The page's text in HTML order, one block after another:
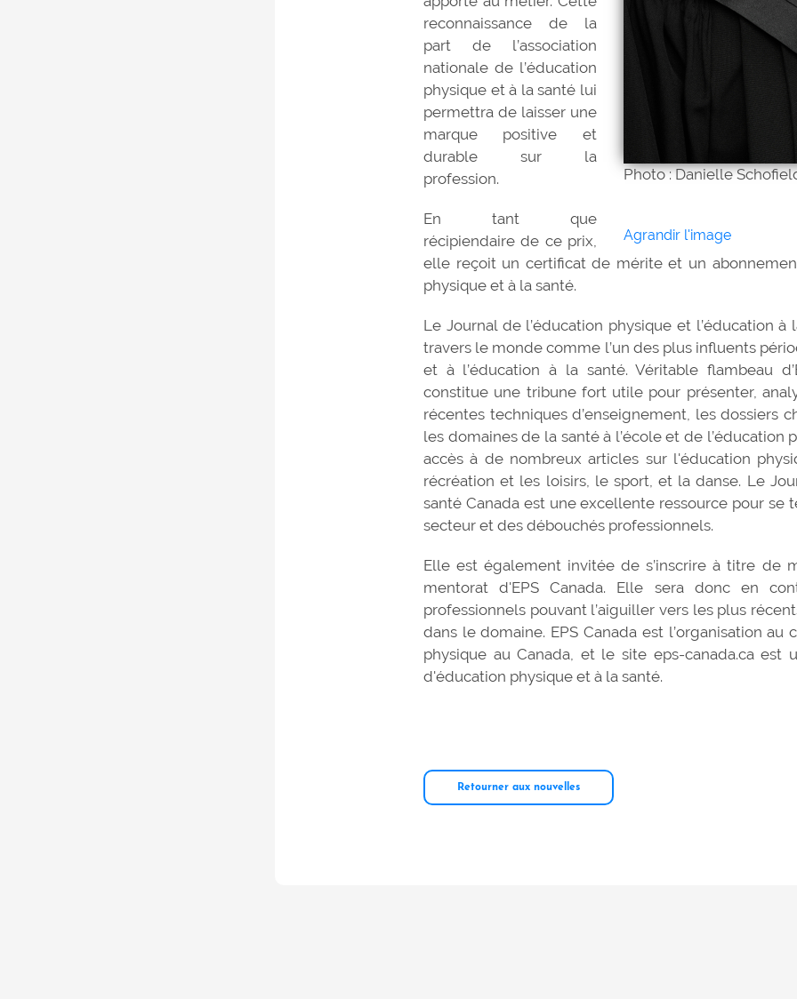
Photo : Danielle
Agrandir l'image
reconnaissance de la
part de l’association
nationale de l’éducation
physique et à la santé lui
permettra de laisser une
marque positive et
durable sur la
profession.
En tant que
récipiendaire de ce prix,
elle reçoit un certificat de mérite et un
physique et à la santé.
Le Journal de l’éducation physique et l’éducation à
travers le monde comme l’un des plus influents
et à l’éducation à la santé. Véritable flambeau
constitue une tribune fort utile pour présenter,
récentes techniques d’enseignement, les dossiers
les domaines de la santé à l’école et de
accès à de nombreux articles sur l'éducation
récréation et les loisirs, le sport, et la danse. Le
santé Canada est une excellente ressource pour se
secteur et des débouchés professionnels.
Elle est également invitée de s’inscrire à titre de
mentorat d'EPS Canada. Elle sera donc en
professionnels pouvant l’aiguiller vers les plus
dans le domaine. EPS Canada est l’organisation
physique au Canada, et le site eps-canada.ca est
d'éducation physique et à la santé.
Retourner aux nouvelles